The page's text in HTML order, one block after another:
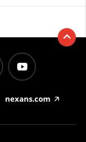
nexans.com 🡥